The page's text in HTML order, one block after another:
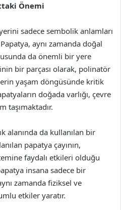
Önemi
sadece sembolik anlamları
aynı zamanda doğal
da önemli bir yere
bir parçası olarak, polinatör
yaşam döngüsünde kritik
doğada varlığı, çevre
taşımaktadır.
alanında da kullanılan bir
papatya çayının,
faydalı etkileri olduğu
insana sadece bir
zamanda fiziksel ve
etkiler yaratır.